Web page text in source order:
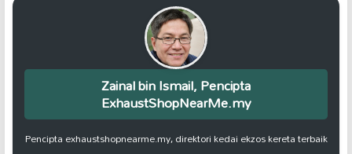
Zainal bin Ismail, Pencipta
ExhaustShopNearMe.my
Pencipta exhaustshopnearme.my, direktori kedai ekzos kereta terbaik